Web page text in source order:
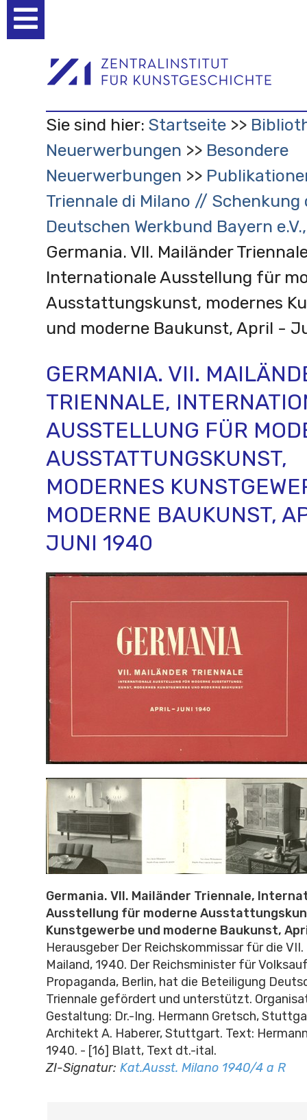
Werkzeuge
Sie sind hier: Startseite
Neuerwerbungen
Besondere
Neuerwerbungen
Triennale di Milano // Schenkung
Deutschen Werkbund Bayern
Germania. VII. Mailänder
Internationale Ausstellung für
Ausstattungskunst, modernes
und moderne Baukunst, April -
GERMANIA. VII.
TRIENNALE,
AUSSTELLUNG FÜR
AUSSTATTUNGSKUNST,
MODERNES
MODERNE BAUKUNST,
JUNI 1940
Germania. VII. Mailänder Triennale,
Ausstellung für moderne
Kunstgewerbe und moderne Baukunst,
Herausgeber Der Reichskommissar für die VII.
Mailand, 1940. Der Reichsminister für
Propaganda, Berlin, hat die Beteiligung
Triennale gefördert und unterstützt.
Gestaltung: Dr.-Ing. Hermann Gretsch,
Architekt A. Haberer, Stuttgart. Text:
1940. - [16] Blatt, Text dt.-ital.
ZI-Signatur: Kat.Ausst. Milano 1940/4 a R